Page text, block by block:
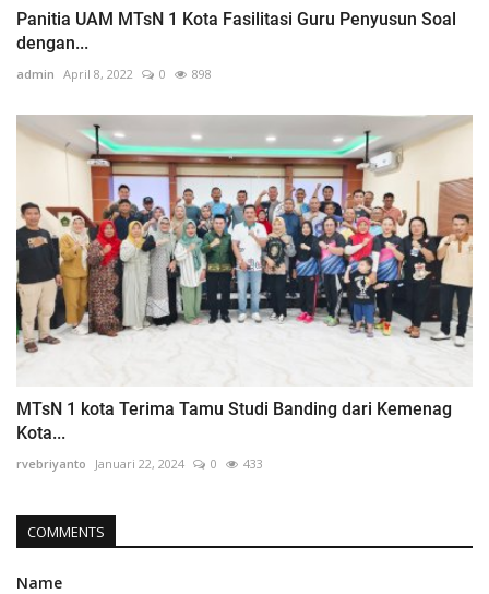
Panitia UAM MTsN 1 Kota Fasilitasi Guru Penyusun Soal
dengan...
admin April 8, 2022 0 898
MTsN 1 kota Terima Tamu Studi Banding dari Kemenag
Kota...
rvebriyanto Januari 22, 2024 0 433
COMMENTS
Name